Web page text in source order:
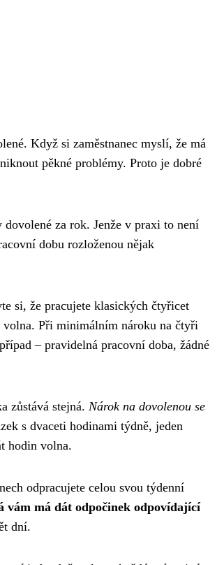
Když si zaměstnanec myslí, že má
pěkné problémy. Proto je dobré
za rok. Jenže v praxi to není
dobu rozloženou nějak
si, že pracujete klasických čtyřicet
volna. Při minimálním nároku na čtyři
– pravidelná pracovní doba, žádné
zůstává stejná. Nárok na dovolenou se
s dvaceti hodinami týdně, jeden
hodin volna.
odpracujete celou svou týdenní
vám má dát odpočinek odpovídající
dní.